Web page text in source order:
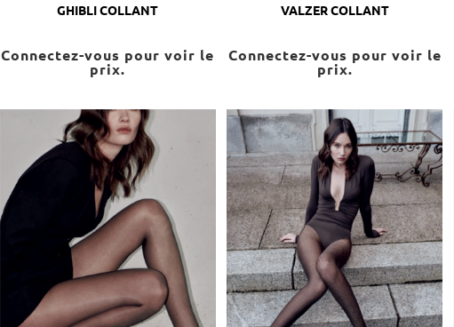
GHIBLI COLLANT
Connectez-vous pour voir le
prix.
VALZER COLLANT
Connectez-vous pour voir le
prix.